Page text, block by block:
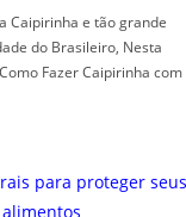
Caipirinha e tão grande
do Brasileiro, Nesta
Fazer Caipirinha com